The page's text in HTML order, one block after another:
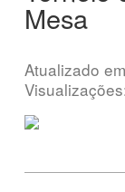
Mesa
Atualizado